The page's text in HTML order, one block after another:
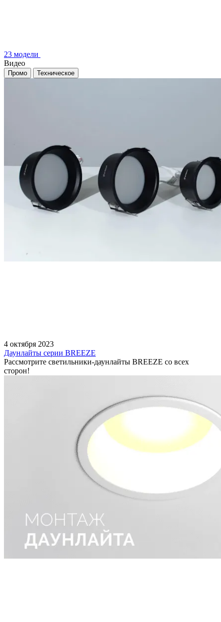
23 модели
Видео
Промо Техническое
4 октября 2023
Даунлайты серии BREEZE
Рассмотрите светильники-даунлайты BREEZE со всех
сторон!